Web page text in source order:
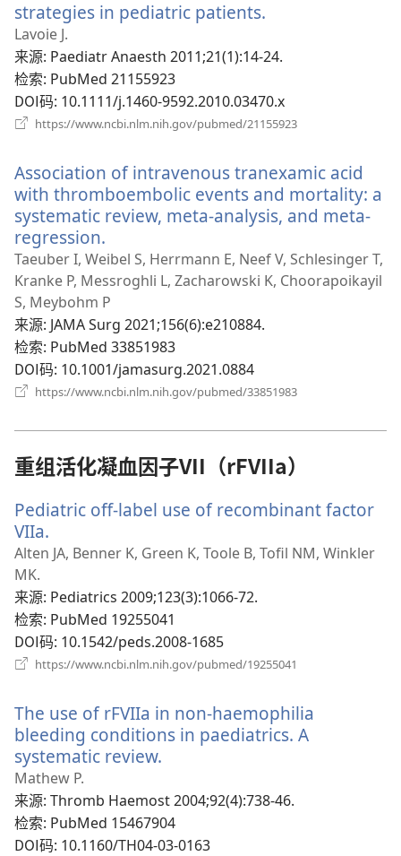
strategies in pediatric patients.
新
口）
Lavoie J.
来源‎: Paediatr Anaesth 2011;21(1):14-24.
检索‎: PubMed 21155923
DOI码‎: 10.1111/j.1460-9592.2010.03470.x
https://www.ncbi.nlm.nih.gov/pubmed/21155923
窗
口）
Association of intravenous tranexamic acid
with thromboembolic events and mortality: a
systematic review, meta-analysis, and meta-
regression.
开
新
窗
口）
Taeuber I, Weibel S, Herrmann E, Neef V, Schlesinger T,
Kranke P, Messroghli L, Zacharowski K, Choorapoikayil
S, Meybohm P
来源‎: JAMA Surg 2021;156(6):e210884.
检索‎: PubMed 33851983
DOI码‎: 10.1001/jamasurg.2021.0884
https://www.ncbi.nlm.nih.gov/pubmed/33851983
重组活化凝血因子VII（rFVIIa）
Pediatric off-label use of recombinant factor
VIIa.
开
窗
口）
Alten JA, Benner K, Green K, Toole B, Tofil NM, Winkler
MK.
来源‎: Pediatrics 2009;123(3):1066-72.
检索‎: PubMed 19255041
DOI码‎: 10.1542/peds.2008-1685
https://www.ncbi.nlm.nih.gov/pubmed/19255041
窗
口）
The use of rFVIIa in non-haemophilia
bleeding conditions in paediatrics. A
systematic review.
新
窗
口）
Mathew P.
来源‎: Thromb Haemost 2004;92(4):738-46.
检索‎: PubMed 15467904
DOI码‎: 10.1160/TH04-03-0163